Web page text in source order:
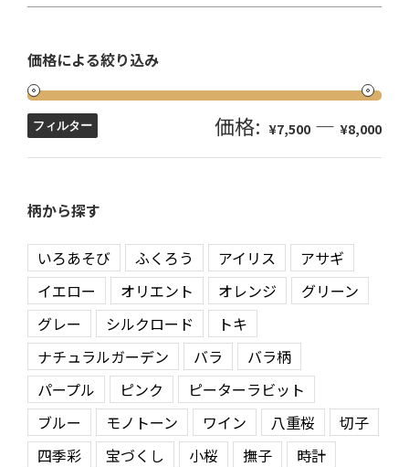
価格による絞り込み
フィルター 価格: ¥7,500 — ¥8,000
柄から探す
いろあそび ふくろう アイリス
アサギ
イエロー
オリエント オレンジ
グリーン
グレー
シルクロード
トキ
ナチュラルガーデン
バラ
バラ柄
パープル
ピンク
ピーターラビット
ブルー
モノトーン ワイン 八重桜
切子
四季彩
宝づくし 小桜 撫子
時計